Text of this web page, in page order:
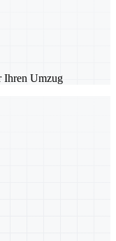
Ihren Umzug